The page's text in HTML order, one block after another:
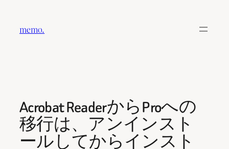
memo.
Acrobat ReaderからProへの
移行は、アンインスト
ールしてからインスト